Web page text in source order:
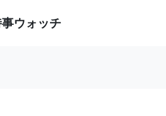
ウォッチ